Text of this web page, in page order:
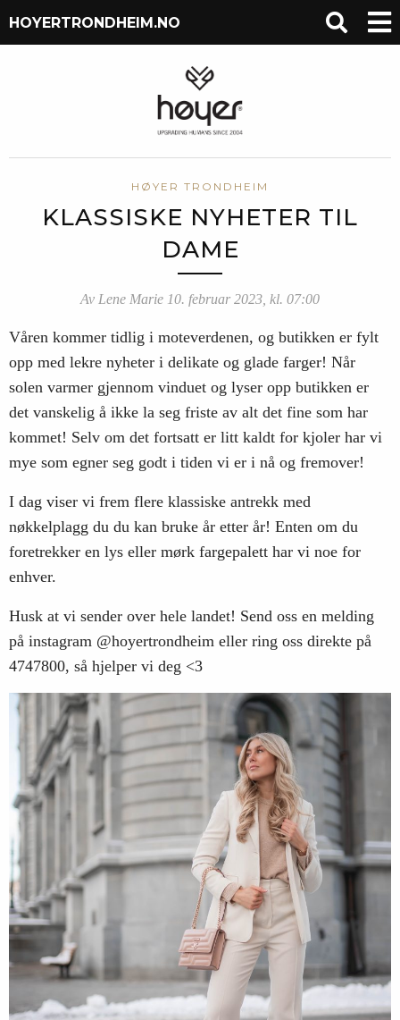
HOYERTRONDHEIM.NO
HØYER TRONDHEIM
KLASSISKE NYHETER TIL
DAME
Av Lene Marie 10. februar 2023, kl. 07:00
Våren kommer tidlig i moteverdenen, og butikken er fylt
opp med lekre nyheter i delikate og glade farger! Når
solen varmer gjennom vinduet og lyser opp butikken er
det vanskelig å ikke la seg friste av alt det fine som har
kommet! Selv om det fortsatt er litt kaldt for kjoler har vi
mye som egner seg godt i tiden vi er i nå og fremover!
I dag viser vi frem flere klassiske antrekk med
nøkkelplagg du du kan bruke år etter år! Enten om du
foretrekker en lys eller mørk fargepalett har vi noe for
enhver.
Husk at vi sender over hele landet! Send oss en melding
på instagram @hoyertrondheim eller ring oss direkte på
4747800, så hjelper vi deg <3